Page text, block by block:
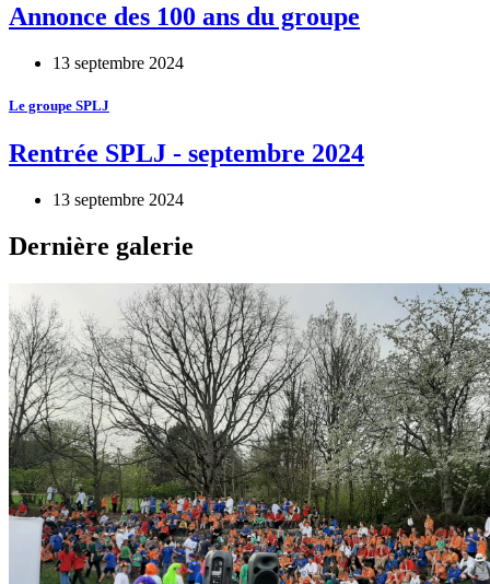
Annonce des 100 ans du groupe
13 septembre 2024
Le groupe SPLJ
Rentrée SPLJ - septembre 2024
13 septembre 2024
Dernière galerie